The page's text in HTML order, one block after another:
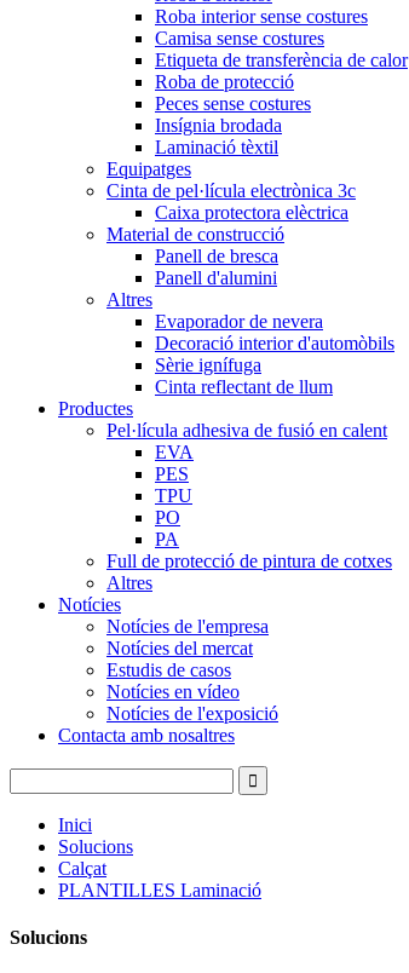
Roba interior sense costures
Camisa sense costures
Etiqueta de transferència de calor
Roba de protecció
Peces sense costures
Insígnia brodada
Laminació tèxtil
Equipatges
Cinta de pel·lícula electrònica 3c
Caixa protectora elèctrica
Material de construcció
Panell de bresca
Panell d'alumini
Altres
Evaporador de nevera
Decoració interior d'automòbils
Sèrie ignífuga
Cinta reflectant de llum
Productes
Pel·lícula adhesiva de fusió en calent
EVA
PES
TPU
PO
PA
Full de protecció de pintura de cotxes
Altres
Notícies
Notícies de l'empresa
Notícies del mercat
Estudis de casos
Notícies en vídeo
Notícies de l'exposició
Contacta amb nosaltres
Inici
Solucions
Calçat
PLANTILLES Laminació
Solucions